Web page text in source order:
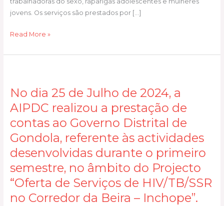
jovens. Os serviços são prestados por […]
Gondola
Read More »
No dia 25 de Julho de 2024, a
AIPDC realizou a prestação de
contas ao Governo Distrital de
Gondola, referente às actividades
desenvolvidas durante o primeiro
semestre, no âmbito do Projecto
“Oferta de Serviços de HIV/TB/SSR
no Corredor da Beira – Inchope”.
25
de
de
2024,
a
realizou
prestação